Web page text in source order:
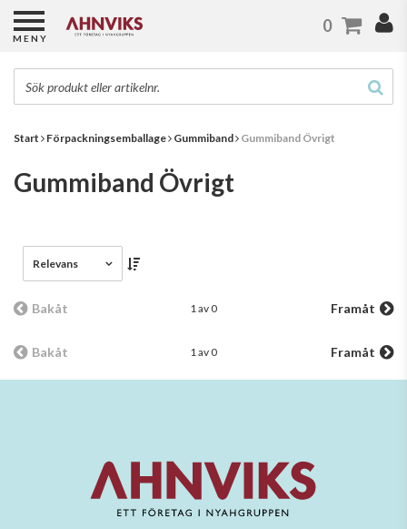
Start Förpackningsemballage Gummiband Gummiband Övrigt
Gummiband Övrigt
Relevans
Bakåt 1 av 0 Framåt
Bakåt 1 av 0 Framåt
MENY
0